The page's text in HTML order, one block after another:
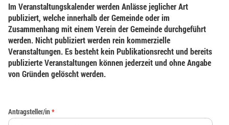
Im Veranstaltungskalender werden Anlässe jeglicher Art
publiziert, welche innerhalb der Gemeinde oder im
Zusammenhang mit einem Verein der Gemeinde durchgeführt
werden. Nicht publiziert werden rein kommerzielle
Veranstaltungen. Es besteht kein Publikationsrecht und bereits
publizierte Veranstaltungen können jederzeit und ohne Angabe
von Gründen gelöscht werden.
Antragsteller/in*